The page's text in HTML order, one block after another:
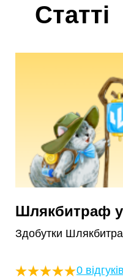
Статті
Шлякбитраф у
Здобутки
0 відгуків